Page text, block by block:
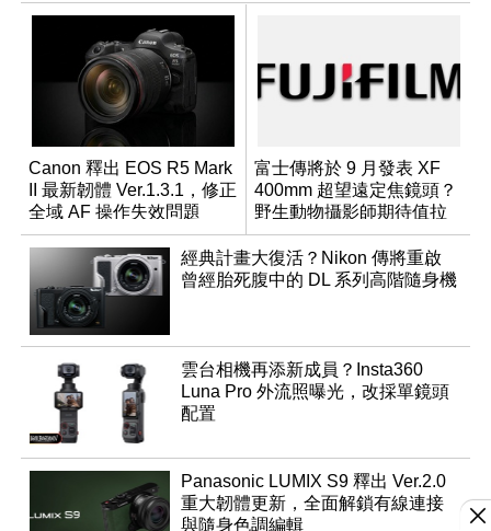
Canon 釋出 EOS R5 Mark
II 最新韌體 Ver.1.3.1，修正
全域 AF 操作失效問題
富士傳將於 9 月發表 XF
400mm 超望遠定焦鏡頭？
野生動物攝影師期待值拉
滿
經典計畫大復活？Nikon 傳將重啟
曾經胎死腹中的 DL 系列高階隨身機
雲台相機再添新成員？Insta360
Luna Pro 外流照曝光，改採單鏡頭
配置
Panasonic LUMIX S9 釋出 Ver.2.0
重大韌體更新，全面解鎖有線連接
與隨身色調編輯